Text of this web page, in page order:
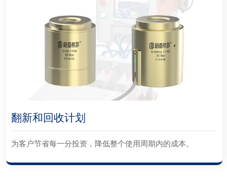
翻新和回收计划
为客户节省每一分投资，降低整个使用周期内的成本。